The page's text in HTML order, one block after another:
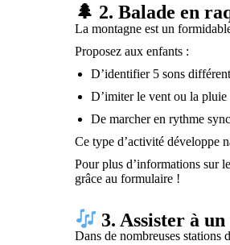
🌲 2. Balade en
La montagne est un
Proposez aux enfants :
D’identifier 5 sons
D’imiter le vent ou la pluie
De marcher en rythme
Ce type d’activité développe
Pour plus d’informations sur
grâce au formulaire !
3. Assister à
Dans de nombreuses